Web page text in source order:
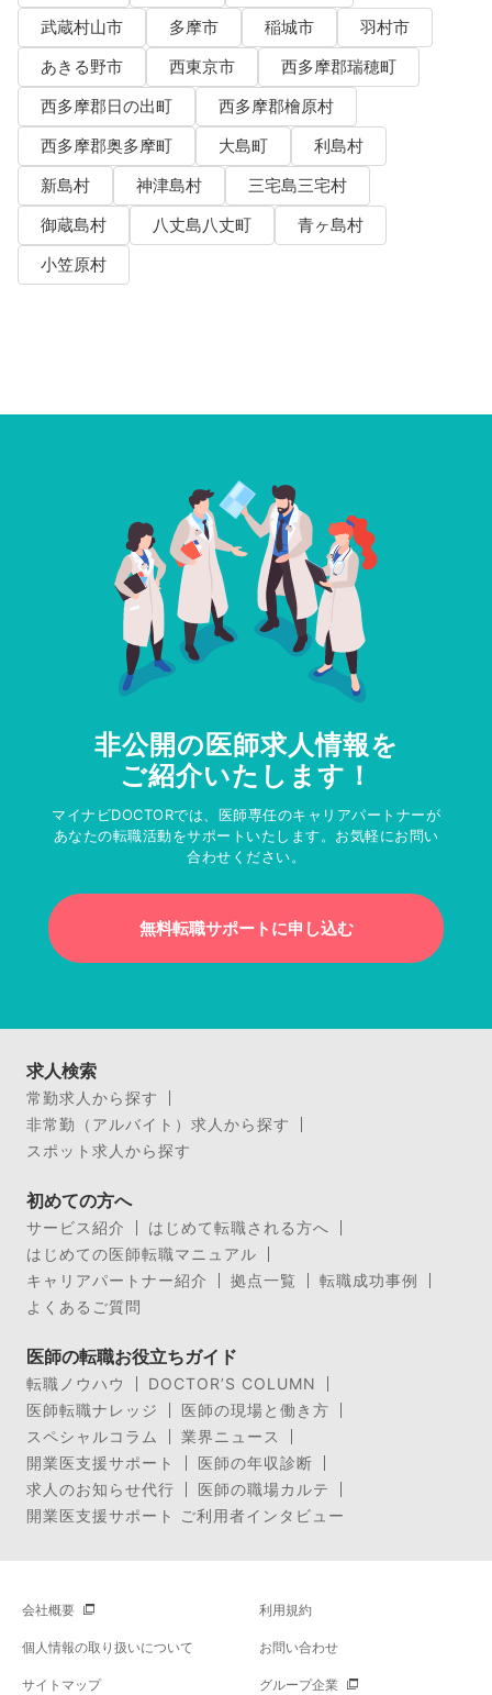
武蔵村山市
多摩市 稲城市
羽村市
あきる野市
西東京市
西多摩郡瑞穂町
西多摩郡日の出町
西多摩郡檜原村
西多摩郡奥多摩町
大島町
利島村
新島村
神津島村
三宅島三宅村
御蔵島村
八丈島八丈町
青ヶ島村
小笠原村
非公開の医師求人情報を
ご紹介いたします！
マイナビDOCTORでは、医師専任のキャリアパートナーが
あなたの転職活動をサポートいたします。お気軽にお問い
合わせください。
無料転職サポートに申し込む
求人検索
常勤求人から探す
非常勤（アルバイト）求人から探す
スポット求人から探す
初めての方へ
サービス紹介
はじめて転職される方へ
はじめての医師転職マニュアル
キャリアパートナー紹介
拠点一覧
転職成功事例
よくあるご質問
医師の転職お役立ちガイド
転職ノウハウ
DOCTOR’S COLUMN
医師転職ナレッジ
医師の現場と働き方
スペシャルコラム
業界ニュース
開業医支援サポート
医師の年収診断
求人のお知らせ代行
医師の職場カルテ
開業医支援サポート ご利用者インタビュー
会社概要 利用規約
個人情報の取り扱いについて お問い合わせ
サイトマップ グループ企業